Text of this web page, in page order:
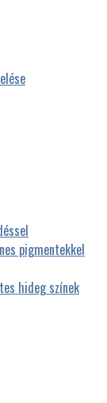
pigmentekkel
hideg színek